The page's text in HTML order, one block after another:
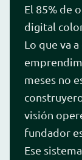
El 85% de
digital
Lo que va
meses no
visión
fundador
Ese